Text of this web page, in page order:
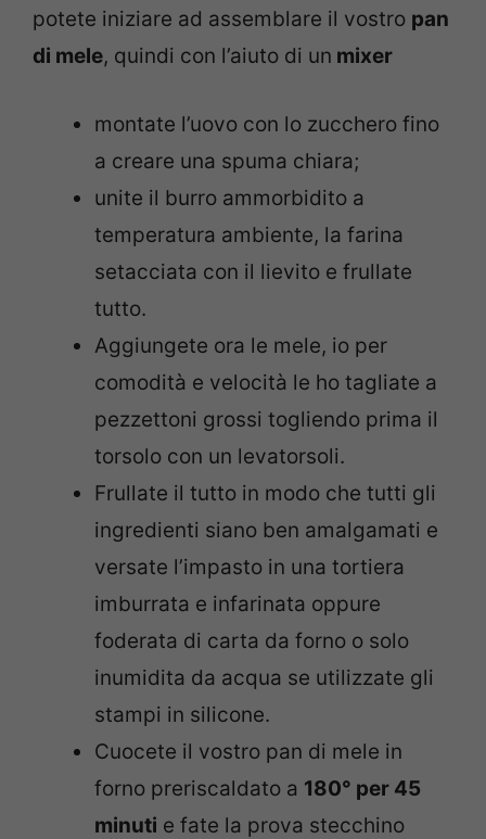
potete iniziare ad assemblare il vostro pan
di mele, quindi con l’aiuto di un mixer
montate l’uovo con lo zucchero fino
a creare una spuma chiara;
unite il burro ammorbidito a
temperatura ambiente, la farina
setacciata con il lievito e frullate
tutto.
Aggiungete ora le mele, io per
comodità e velocità le ho tagliate a
pezzettoni grossi togliendo prima il
torsolo con un levatorsoli.
Frullate il tutto in modo che tutti gli
ingredienti siano ben amalgamati e
versate l’impasto in una tortiera
imburrata e infarinata oppure
foderata di carta da forno o solo
inumidita da acqua se utilizzate gli
stampi in silicone.
Cuocete il vostro pan di mele in
forno preriscaldato a 180° per 45
minuti e fate la prova stecchino